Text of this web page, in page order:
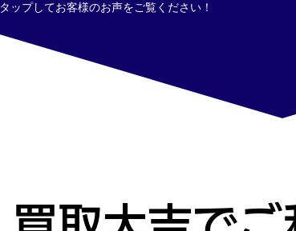
タップしてお客様のお声をご覧ください！